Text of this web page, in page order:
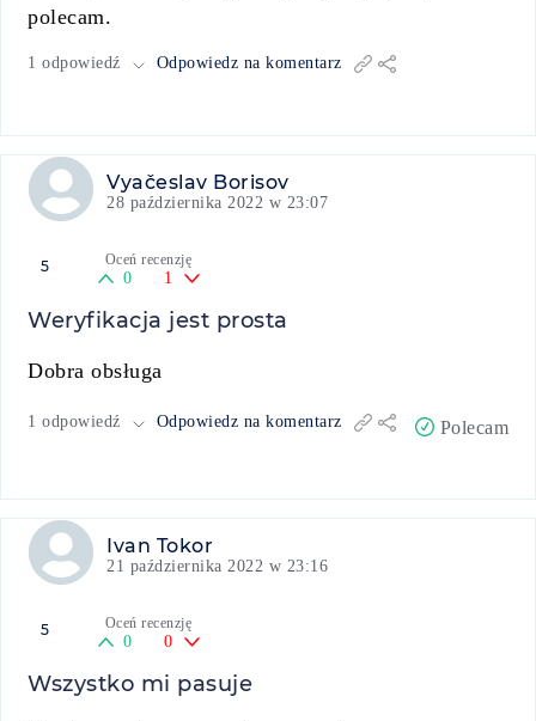
polecam.
1 odpowiedź Odpowiedz na komentarz
Vyačeslav Borisov
28 października 2022 w 23:07
5 Oceń recenzję
0 1
Weryfikacja jest prosta
Dobra obsługa
1 odpowiedź Odpowiedz na komentarz Polecam
Ivan Tokor
21 października 2022 w 23:16
5 Oceń recenzję
0 0
Wszystko mi pasuje